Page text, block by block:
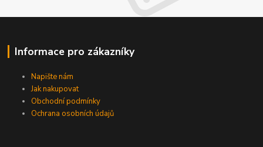
Informace pro zákazníky
Napište nám
Jak nakupovat
Obchodní podmínky
Ochrana osobních údajů